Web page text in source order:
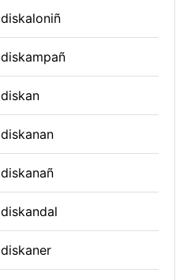
diskaloniñ
diskampañ
diskan
diskanan
diskanañ
diskandal
diskaner